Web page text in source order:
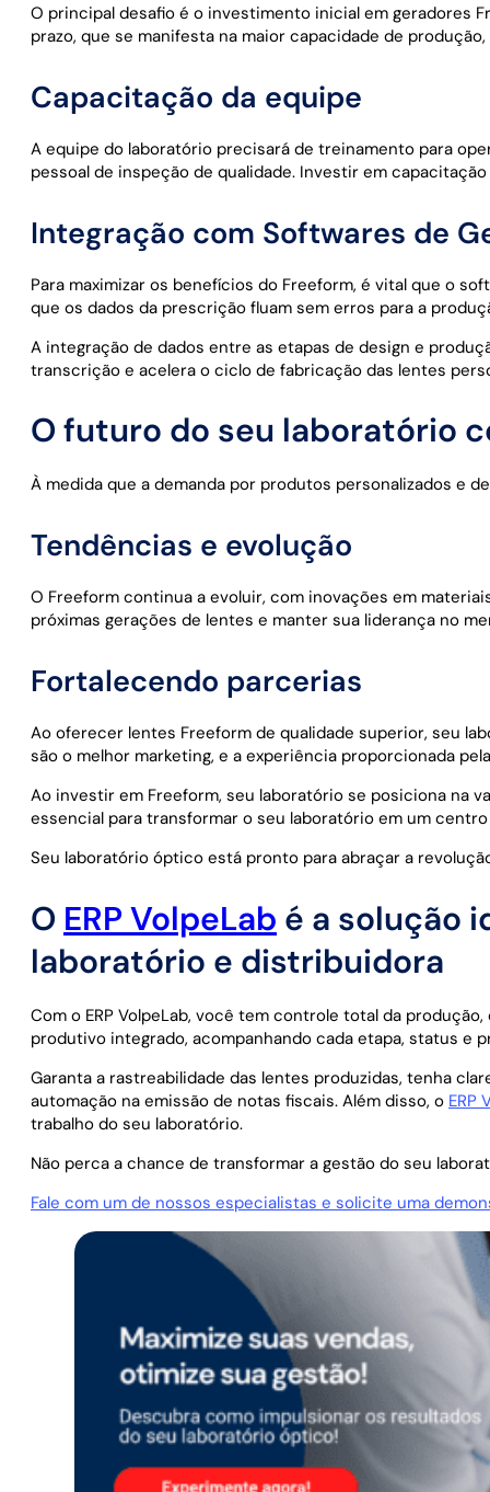
O principal desafio é o investimento inicial em geradores
prazo, que se manifesta na maior capacidade de
Capacitação da equipe
A equipe do laboratório precisará de treinamento para
pessoal de inspeção de qualidade. Investir em
Integração com Softwares de
Para maximizar os benefícios do Freeform, é vital que o
que os dados da prescrição fluam sem erros para a
A integração de dados entre as etapas de design e
transcrição e acelera o ciclo de fabricação das lentes
O futuro do seu laboratório
À medida que a demanda por produtos personalizados e
Tendências e evolução
O Freeform continua a evoluir, com inovações em
próximas gerações de lentes e manter sua liderança no
Fortalecendo parcerias
Ao oferecer lentes Freeform de qualidade superior, seu
são o melhor marketing, e a experiência proporcionada
Ao investir em Freeform, seu laboratório se posiciona na
essencial para transformar o seu laboratório em um
Seu laboratório óptico está pronto para abraçar a
O ERP VolpeLab é a solução
laboratório e distribuidora
Com o ERP VolpeLab, você tem controle total da
produtivo integrado, acompanhando cada etapa, status e
Garanta a rastreabilidade das lentes produzidas, tenha
automação na emissão de notas fiscais. Além disso, o ERP
trabalho do seu laboratório.
Não perca a chance de transformar a gestão do seu
Fale com um de nossos especialistas e solicite uma